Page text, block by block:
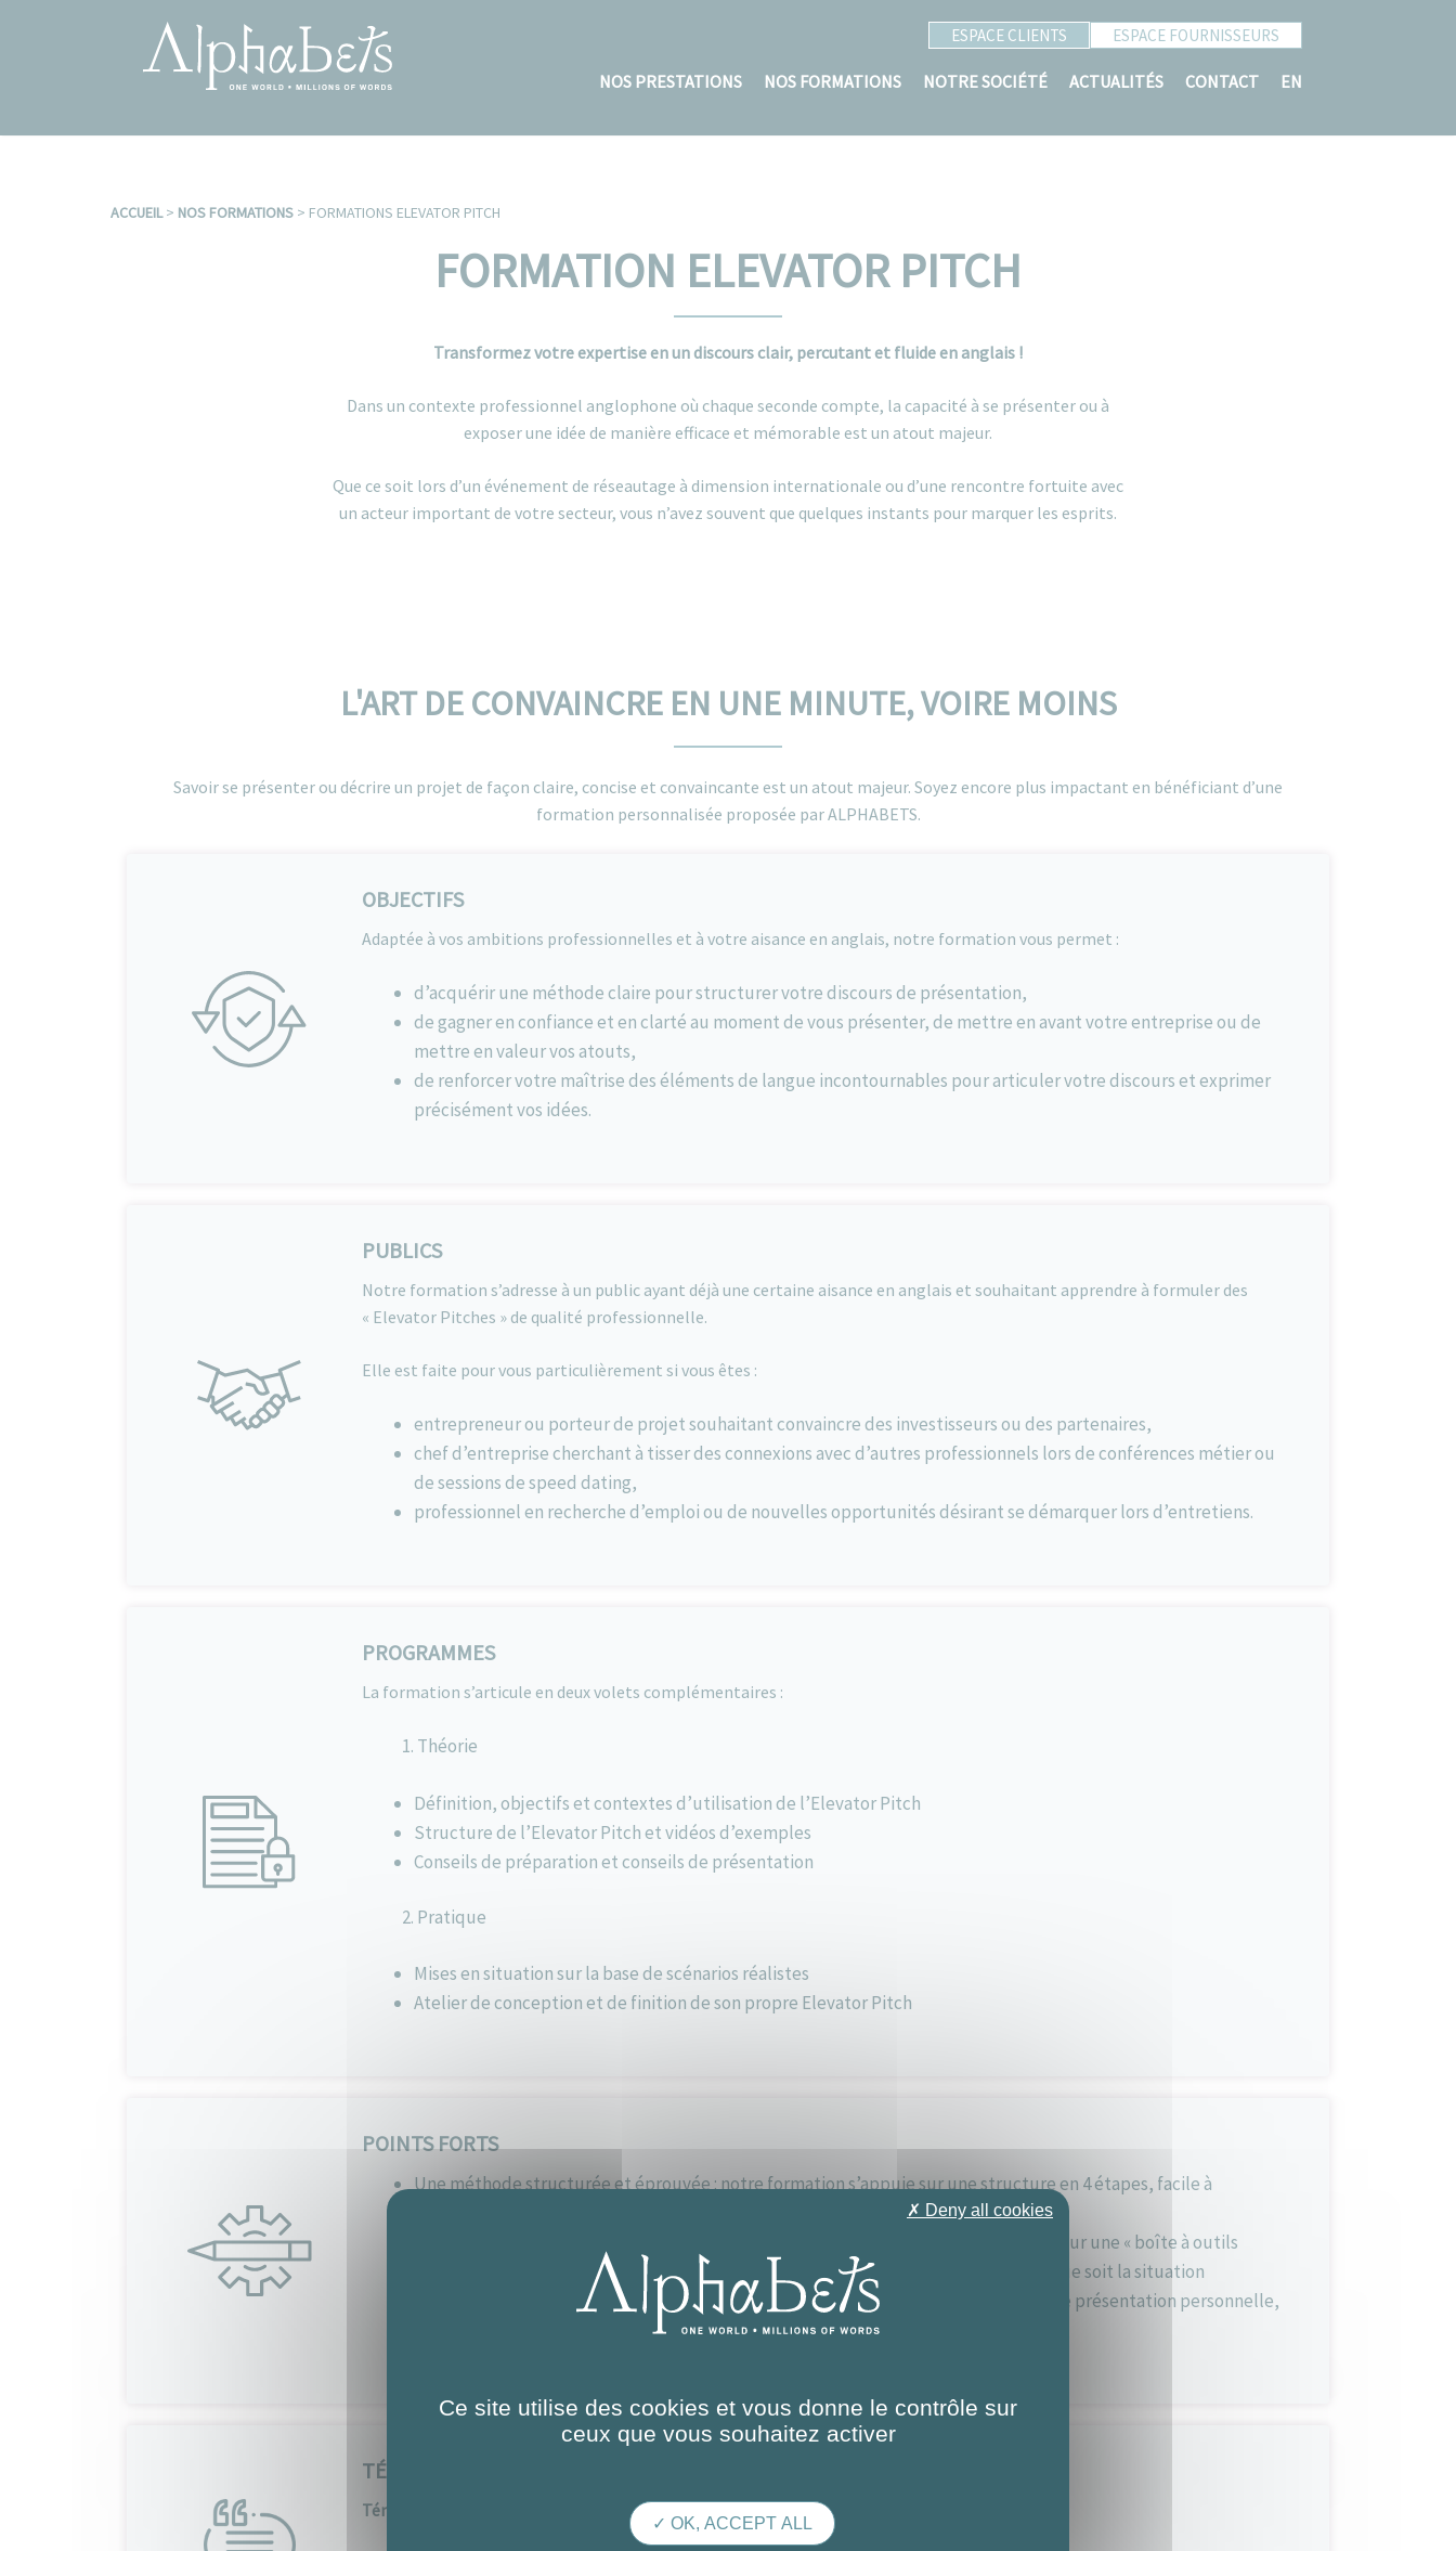
ESPACE CLIENTS ESPACE FOURNISSEURS
NOS PRESTATIONS NOS FORMATIONS NOTRE SOCIÉTÉ ACTUALITÉS CONTACT EN
ACCUEIL> NOS FORMATIONS > FORMATIONS ELEVATOR PITCH
FORMATION ELEVATOR PITCH
Transformez votre expertise en un discours clair, percutant et fluide en anglais !
Dans un contexte professionnel anglophone où chaque seconde compte, la capacité à se présenter ou à
exposer une idée de manière efficace et mémorable est un atout majeur.
Que ce soit lors d’un événement de réseautage à dimension internationale ou d’une rencontre fortuite avec
un acteur important de votre secteur, vous n’avez souvent que quelques instants pour marquer les esprits.
L'ART DE CONVAINCRE EN UNE MINUTE, VOIRE MOINS
Savoir se présenter ou décrire un projet de façon claire, concise et convaincante est un atout majeur. Soyez encore plus impactant en bénéficiant d’une
formation personnalisée proposée par ALPHABETS.
OBJECTIFS
Adaptée à vos ambitions professionnelles et à votre aisance en anglais, notre formation vous permet :
d’acquérir une méthode claire pour structurer votre discours de présentation,
de gagner en confiance et en clarté au moment de vous présenter, de mettre en avant votre entreprise ou de
mettre en valeur vos atouts,
de renforcer votre maîtrise des éléments de langue incontournables pour articuler votre discours et exprimer
précisément vos idées.
PUBLICS
Notre formation s’adresse à un public ayant déjà une certaine aisance en anglais et souhaitant apprendre à formuler des
« Elevator Pitches » de qualité professionnelle.
Elle est faite pour vous particulièrement si vous êtes :
entrepreneur ou porteur de projet souhaitant convaincre des investisseurs ou des partenaires,
chef d’entreprise cherchant à tisser des connexions avec d’autres professionnels lors de conférences métier ou
de sessions de speed dating,
professionnel en recherche d’emploi ou de nouvelles opportunités désirant se démarquer lors d’entretiens.
PROGRAMMES
La formation s’articule en deux volets complémentaires :
Théorie
Définition, objectifs et contextes d’utilisation de l’Elevator Pitch
Structure de l’Elevator Pitch et vidéos d’exemples
Conseils de préparation et conseils de présentation
Pratique
Mises en situation sur la base de scénarios réalistes
Atelier de conception et de finition de son propre Elevator Pitch
POINTS FORTS
Une méthode structurée et éprouvée : notre formation s’appuie sur une structure en 4 étapes, facile à
Des outils concrets et directement applicables : les apprenants peuvent s’appuyer sur une « boîte à outils
linguistiques » complète pour élever le niveau de langue de leurs pitches, quelle que soit la situation
Un Elevator Pitch personnalisé et prêt à l’emploi : chaque apprenant repart avec une présentation personnelle,
aboutie et prête à être utilisée
TÉMOIGNAGES
Témoignage de Tiphaine
Ce site utilise des cookies et vous donne le contrôle sur
ceux que vous souhaitez activer
✓ OK, ACCEPT ALL
✗ Deny all cookies